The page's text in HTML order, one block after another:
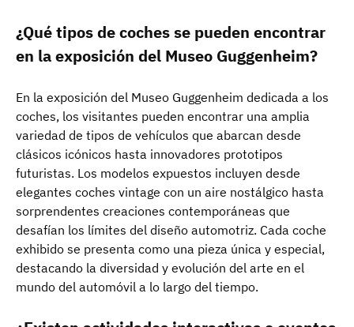
¿Qué tipos de coches se pueden encontrar
en la exposición del Museo Guggenheim?
En la exposición del Museo Guggenheim dedicada a los
coches, los visitantes pueden encontrar una amplia
variedad de tipos de vehículos que abarcan desde
clásicos icónicos hasta innovadores prototipos
futuristas. Los modelos expuestos incluyen desde
elegantes coches vintage con un aire nostálgico hasta
sorprendentes creaciones contemporáneas que
desafían los límites del diseño automotriz. Cada coche
exhibido se presenta como una pieza única y especial,
destacando la diversidad y evolución del arte en el
mundo del automóvil a lo largo del tiempo.